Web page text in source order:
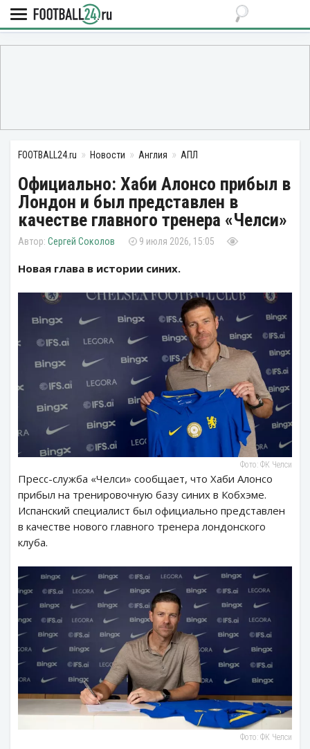
FOOTBALL24.ru Новости Англия АПЛ
Официально: Хаби Алонсо прибыл в
Лондон и был представлен в
качестве главного тренера «Челси»
Сергей Соколов 9 июля 2026, 15:05
Новая глава в истории синих.
Фото: ФК Челси
Пресс-служба «Челси» сообщает, что Хаби Алонсо
прибыл на тренировочную базу синих в Кобхэме.
Испанский специалист был официально представлен
в качестве нового главного тренера лондонского
клуба.
Фото: ФК Челси